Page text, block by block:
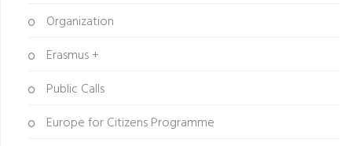
Organization
Erasmus +
Public Calls
Europe for Citizens Programme